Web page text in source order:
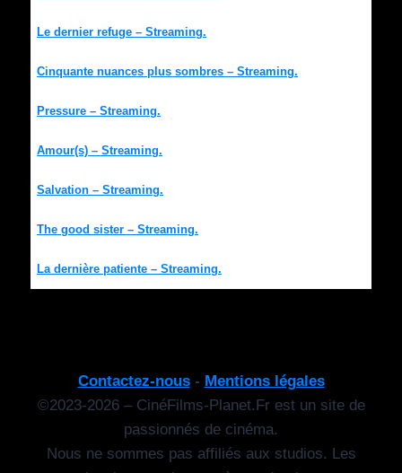
Le dernier refuge – Streaming.
Cinquante nuances plus sombres – Streaming.
Pressure – Streaming.
Amour(s) – Streaming.
Salvation – Streaming.
The good sister – Streaming.
La dernière patiente – Streaming.
Contactez-nous- Mentions légales
©2023-2026 – CinéFilms-Planet.Fr est un site de
passionnés de cinéma.
Nous ne sommes pas affiliés aux studios. Les